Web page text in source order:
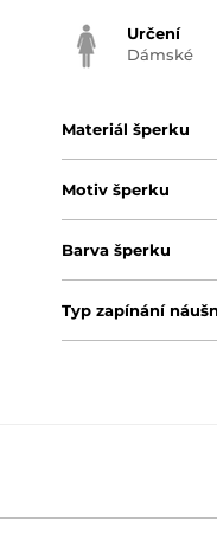
Určení
Dámské
Materiál šperku
Motiv šperku
Barva šperku
Typ zapínání